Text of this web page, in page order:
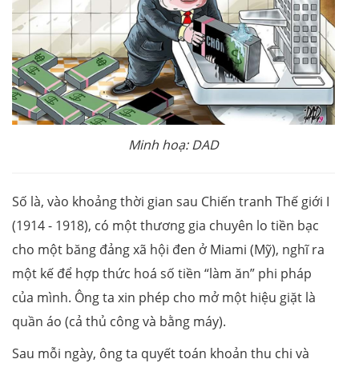
Minh hoạ: DAD
Số là, vào khoảng thời gian sau Chiến tranh Thế giới I
(1914 - 1918), có một thương gia chuyên lo tiền bạc
cho một băng đảng xã hội đen ở Miami (Mỹ), nghĩ ra
một kế để hợp thức hoá số tiền “làm ăn” phi pháp
của mình. Ông ta xin phép cho mở một hiệu giặt là
quần áo (cả thủ công và bằng máy).
Sau mỗi ngày, ông ta quyết toán khoản thu chi và